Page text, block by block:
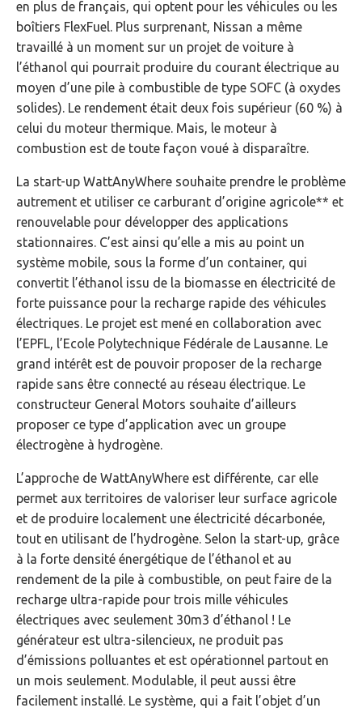
en plus de français, qui optent pour les véhicules ou les
boîtiers FlexFuel. Plus surprenant, Nissan a même
travaillé à un moment sur un projet de voiture à
l’éthanol qui pourrait produire du courant électrique au
moyen d’une pile à combustible de type SOFC (à oxydes
solides). Le rendement était deux fois supérieur (60 %) à
celui du moteur thermique. Mais, le moteur à
combustion est de toute façon voué à disparaître.
La start-up WattAnyWhere souhaite prendre le problème
autrement et utiliser ce carburant d’origine agricole** et
renouvelable pour développer des applications
stationnaires. C’est ainsi qu’elle a mis au point un
système mobile, sous la forme d’un container, qui
convertit l’éthanol issu de la biomasse en électricité de
forte puissance pour la recharge rapide des véhicules
électriques. Le projet est mené en collaboration avec
l’EPFL, l’Ecole Polytechnique Fédérale de Lausanne. Le
grand intérêt est de pouvoir proposer de la recharge
rapide sans être connecté au réseau électrique. Le
constructeur General Motors souhaite d’ailleurs
proposer ce type d’application avec un groupe
électrogène à hydrogène.
L’approche de WattAnyWhere est différente, car elle
permet aux territoires de valoriser leur surface agricole
et de produire localement une électricité décarbonée,
tout en utilisant de l’hydrogène. Selon la start-up, grâce
à la forte densité énergétique de l’éthanol et au
rendement de la pile à combustible, on peut faire de la
recharge ultra-rapide pour trois mille véhicules
électriques avec seulement 30m3 d’éthanol ! Le
générateur est ultra-silencieux, ne produit pas
d’émissions polluantes et est opérationnel partout en
un mois seulement. Modulable, il peut aussi être
facilement installé. Le système, qui a fait l’objet d’un